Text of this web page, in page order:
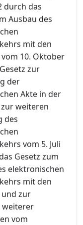
durch das
Ausbau des
mit den
10. Oktober
zur
der
Akte in der
weiteren
des
vom 5. Juli
Gesetz zum
elektronischen
mit den
zur
weiterer
vom